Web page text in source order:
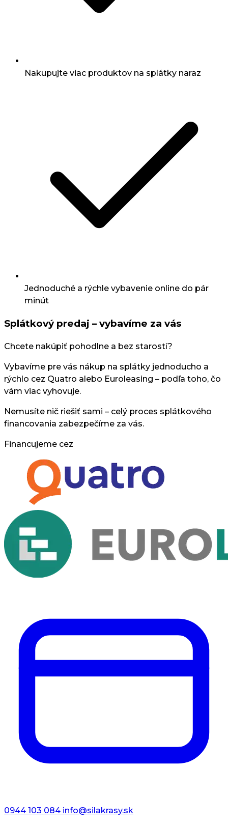
Nakupujte viac produktov na splátky naraz
Jednoduché a rýchle vybavenie online do pár
minút
Splátkový predaj – vybavíme za vás
Chcete nakúpiť pohodlne a bez starostí?
Vybavíme pre vás nákup na splátky jednoducho a
rýchlo cez Quatro alebo Euroleasing – podľa toho, čo
vám viac vyhovuje.
Nemusíte nič riešiť sami – celý proces splátkového
financovania zabezpečíme za vás.
Financujeme cez
0944 103 084 info@silakrasy.sk